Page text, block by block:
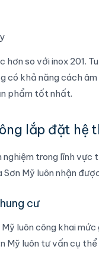
so với inox 201.
có khả năng cách
phẩm tốt nhất.
lắp đặt
nghiệm trong lĩnh
Mỹ luôn nhận
cư
luôn công khai
Mỹ luôn tư vấn cụ